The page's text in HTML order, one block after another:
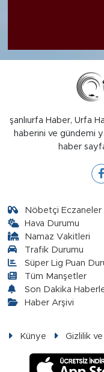
şanlıurfa Haber, Urfa
haberini ve gündemi
haber
Nöbetçi Eczaneler
Hava Durumu
Namaz Vakitleri
Trafik Durumu
Süper Lig Puan
Tüm Manşetler
Son Dakika
Haber Arşivi
Künye Gizlilik